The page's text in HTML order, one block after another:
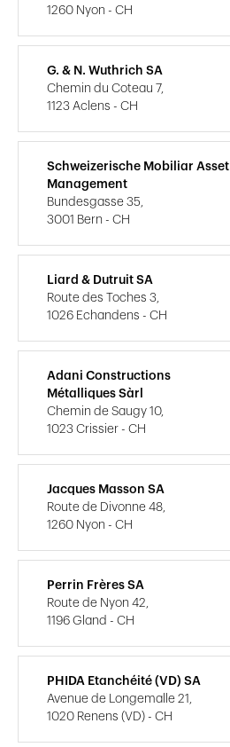
1260 Nyon - CH
G. & N. Wuthrich SA
Chemin du Coteau 7,
1123 Aclens - CH
Schweizerische Mobiliar Asset
Management
Bundesgasse 35,
3001 Bern - CH
Liard & Dutruit SA
Route des Toches 3,
1026 Echandens - CH
Adani Constructions
Métalliques Sàrl
Chemin de Saugy 10,
1023 Crissier - CH
Jacques Masson SA
Route de Divonne 48,
1260 Nyon - CH
Perrin Frères SA
Route de Nyon 42,
1196 Gland - CH
PHIDA Etanchéité (VD) SA
Avenue de Longemalle 21,
1020 Renens (VD) - CH